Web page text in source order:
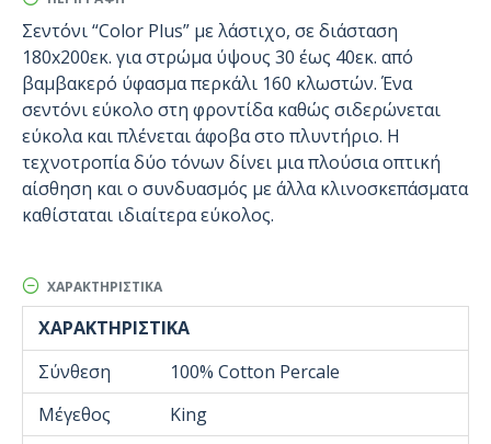
Σεντόνι “Color Plus” με λάστιχο, σε διάσταση
180x200εκ. για στρώμα ύψους 30 έως 40εκ. από
βαμβακερό ύφασμα περκάλι 160 κλωστών. Ένα
σεντόνι εύκολο στη φροντίδα καθώς σιδερώνεται
εύκολα και πλένεται άφοβα στο πλυντήριο. Η
τεχνοτροπία δύο τόνων δίνει μια πλούσια οπτική
αίσθηση και ο συνδυασμός με άλλα κλινοσκεπάσματα
καθίσταται ιδιαίτερα εύκολος.
ΧΑΡΑΚΤΗΡΙΣΤΙΚΆ
ΧΑΡΑΚΤΗΡΙΣΤΙΚΆ
Σύνθεση
100% Cotton Percale
Μέγεθος
King